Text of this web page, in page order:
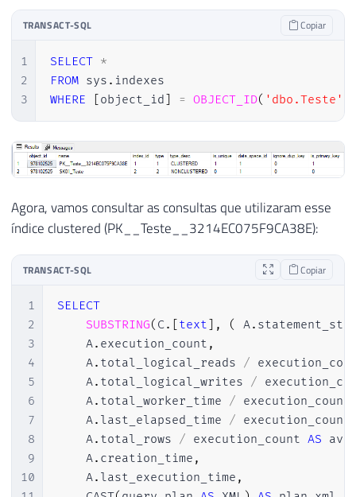
TRANSACT-SQL Copiar
1
2
3
SELECT *
FROM sys .
WHERE
[object_id] = OBJECT_ID( 'dbo.Teste'
Agora, vamos consultar as consultas que utilizaram esse
índice clustered (PK__Teste__3214EC075F9CA38E):
TRANSACT-SQL Copiar
1
2
3
4
5
6
7
8
9
10
SELECT
SUBSTRING( C. text , ( A.
    A
. execution_count ,
    A
. total_logical_reads /
    A
. total_logical_writes /
    A
. total_worker_time /
    A
. last_elapsed_time /
    A
. total_rows / execution_count AS
    A
. creation_time ,
    A
. last_execution_time ,